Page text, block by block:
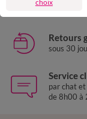
domicile,
Retours
sous 30
Service
par chat
de 8h00 à
choix